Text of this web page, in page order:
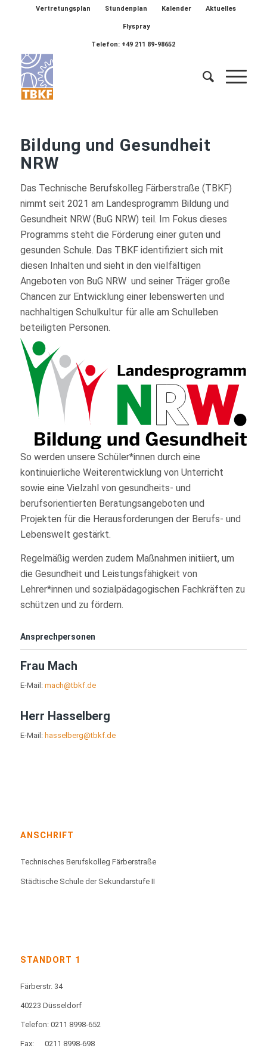
Vertretungsplan Stundenplan Kalender Aktuelles
Flyspray
Telefon: +49 211 89-98652
Bildung und Gesundheit
NRW
Das Technische Berufskolleg Färberstraße (TBKF)
nimmt seit 2021 am Landesprogramm Bildung und
Gesundheit NRW (BuG NRW) teil. Im Fokus dieses
Programms steht die Förderung einer guten und
gesunden Schule. Das TBKF identifiziert sich mit
diesen Inhalten und sieht in den vielfältigen
Angeboten von BuG NRW und seiner Träger große
Chancen zur Entwicklung einer lebenswerten und
nachhaltigen Schulkultur für alle am Schulleben
beteiligten Personen.
So werden unsere Schüler*innen durch eine
kontinuierliche Weiterentwicklung von Unterricht
sowie eine Vielzahl von gesundheits- und
berufsorientierten Beratungsangeboten und
Projekten für die Herausforderungen der Berufs- und
Lebenswelt gestärkt.
Regelmäßig werden zudem Maßnahmen initiiert, um
die Gesundheit und Leistungsfähigkeit von
Lehrer*innen und sozialpädagogischen Fachkräften zu
schützen und zu fördern.
Ansprechpersonen
Frau Mach
E-Mail: mach@tbkf.de
Herr Hasselberg
E-Mail: hasselberg@tbkf.de
ANSCHRIFT
Technisches Berufskolleg Färberstraße
Städtische Schule der Sekundarstufe II
STANDORT 1
Färberstr. 34
40223 Düsseldorf
Telefon: 0211 8998-652
Fax: 0211 8998-698